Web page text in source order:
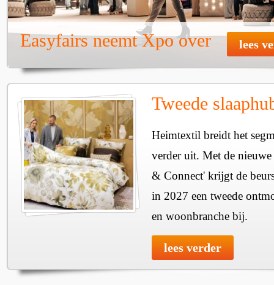
Easyfairs neemt Xpo over lees
Tweede
Heimtextil breidt het
verder uit. Met de
& Connect' krijgt de
in 2027 een tweede
en woonbranche bij.
lees verder